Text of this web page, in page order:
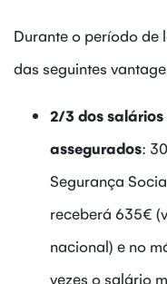
Durante o período de
das seguintes
2/3 dos
assegurados:
Segurança
receberá 635€
nacional) e no
vezes o salário